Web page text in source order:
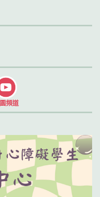
頻道